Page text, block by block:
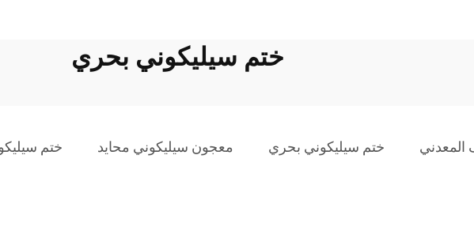
ختم سيليكوني بحري
ختم سيليكوني بحري معجون سيليكوني محايد ختم